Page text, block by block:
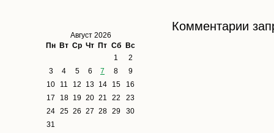
Август 2026
Пн Вт Ср Чт Пт Сб Вс
1
2
3
4 5 6 7 8
9
10
11 12 13 14 15
16
17
18 19 20 21 22
23
24 25 26 27 28 29
30
31
Комментарии